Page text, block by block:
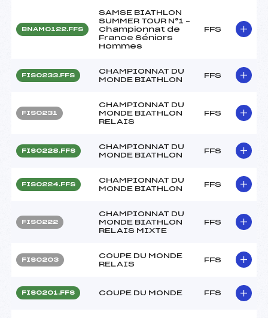
BNAM0122.FFS
SAMSE BIATHLON
SUMMER TOUR N°1 –
Championnat de
France Séniors
Hommes
FFS
FIS0233.FFS
CHAMPIONNAT DU
MONDE BIATHLON
FFS
FIS0231
CHAMPIONNAT DU
MONDE BIATHLON
RELAIS
FFS
FIS0228.FFS
CHAMPIONNAT DU
MONDE BIATHLON
FFS
FIS0224.FFS
CHAMPIONNAT DU
MONDE BIATHLON
FFS
FIS0222
CHAMPIONNAT DU
MONDE BIATHLON
RELAIS MIXTE
FFS
FIS0203
COUPE DU MONDE
RELAIS
FFS
FIS0201.FFS COUPE DU MONDE FFS